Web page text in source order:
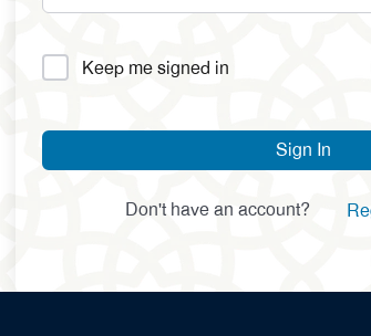
Alternative:
Keep me signed in
Sign In
Don't have an account?